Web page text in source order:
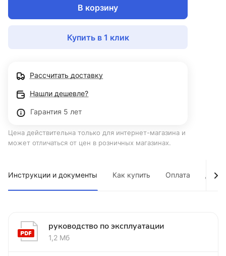
В корзину
Купить в 1 клик
Рассчитать доставку
Нашли дешевле?
Гарантия 5 лет
Цена действительна только для интернет-магазина и
может отличаться от цен в розничных магазинах.
Инструкции и документы Как купить Оплата
руководство по эксплуатации
1,2 Мб